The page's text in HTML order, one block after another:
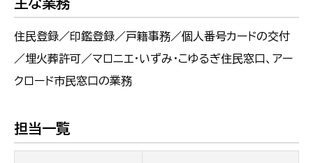
主な業務
住民登録／印鑑登録／戸籍事務／個人番号カードの交付
／埋火葬許可／マロニエ・いずみ・こゆるぎ住民窓口、アー
クロード市民窓口の業務
担当一覧